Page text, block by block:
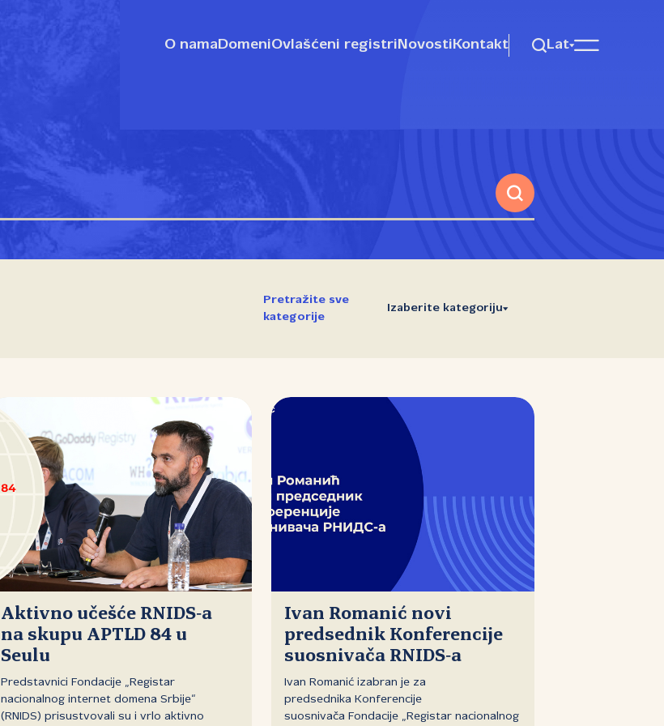
O nama DomeniOvlašćeni registri Novosti Kontakt Lat
Pretražite sve
kategorije
Izaberite kategoriju
Aktivno učešće RNIDS‑a
na skupu APTLD 84 u
Seulu
Predstavnici Fondacije „Registar
nacionalnog internet domena Srbije“
(RNIDS) prisustvovali su i vrlo aktivno
Ivan Romanić novi
predsednik Konferencije
suosnivača RNIDS‑a
Ivan Romanić izabran je za
predsednika Konferencije
suosnivača Fondacije „Registar nacionalnog